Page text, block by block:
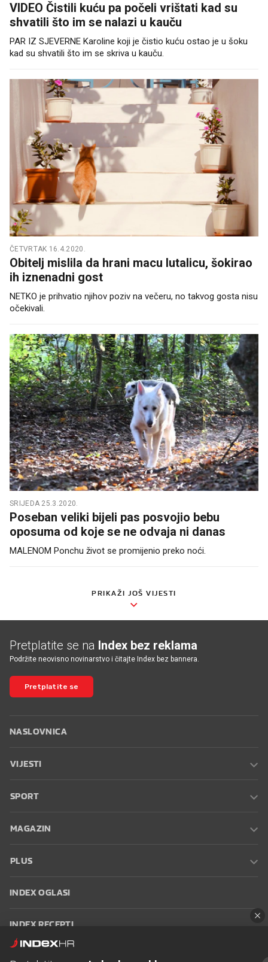
VIDEO Čistili kuću pa počeli vrištati kad su
shvatili što im se nalazi u kauču
PAR IZ SJEVERNE Karoline koji je čistio kuću ostao je u šoku
kad su shvatili što im se skriva u kauču.
ČETVRTAK 16.4.2020.
Obitelj mislila da hrani macu lutalicu, šokirao
ih iznenadni gost
NETKO je prihvatio njihov poziv na večeru, no takvog gosta nisu
očekivali.
SRIJEDA 25.3.2020.
Poseban veliki bijeli pas posvojio bebu
oposuma od koje se ne odvaja ni danas
MALENOM Ponchu život se promijenio preko noći.
PRIKAŽI JOŠ VIJESTI
Pretplatite se na Index bez reklama
Podržite neovisno novinarstvo i čitajte Index bez bannera.
Pretplatite se
NASLOVNICA
VIJESTI
SPORT
MAGAZIN
PLUS
INDEX OGLASI
INDEX RECEPTI